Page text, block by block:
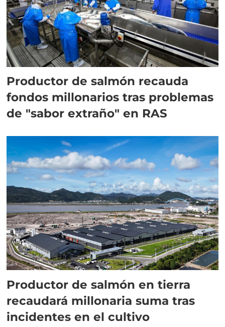
Productor de salmón recauda
fondos millonarios tras problemas
de "sabor extraño" en RAS
Productor de salmón en tierra
recaudará millonaria suma tras
incidentes en el cultivo